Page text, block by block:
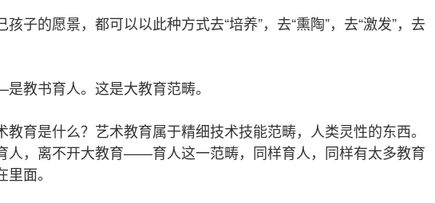
的愿景，都可以以此种方式去“培养”，去“熏陶”，去“激发”，去
书育人。这是大教育范畴。
育是什么？艺术教育属于精细技术技能范畴，人类灵性的东西。
，离不开大教育——育人这一范畴，同样育人，同样有太多教育
面。